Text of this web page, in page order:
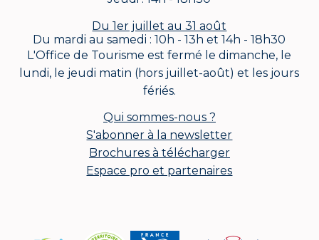
Du 1er juillet au 31 août
Du mardi au samedi : 10h - 13h et 14h - 18h30
L'Office de Tourisme est fermé le dimanche, le
lundi, le jeudi matin (hors juillet-août) et les jours
fériés.
Qui sommes-nous ?
S'abonner à la newsletter
Brochures à télécharger
Espace pro et partenaires